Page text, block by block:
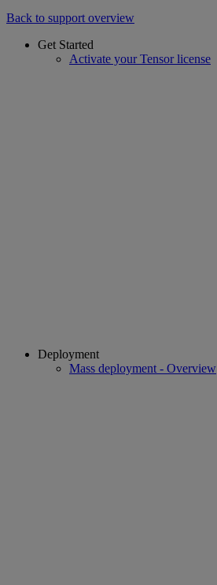
Back to support overview
Get Started
Activate your Tensor license
Deployment
Mass deployment - Overview